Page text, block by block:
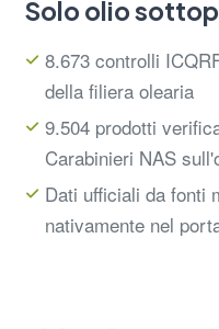
Solo olio
8.673 controlli
della filiera olearia
9.504 prodotti
Carabinieri NAS
Dati ufficiali da fonti
nativamente nel